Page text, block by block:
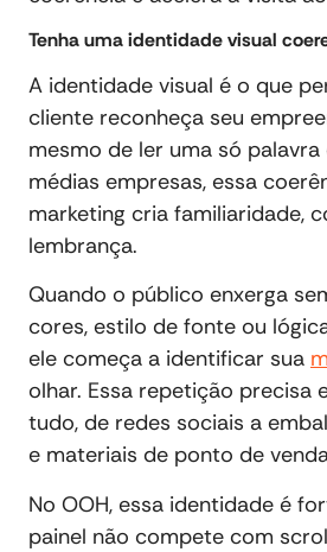
Tenha uma identidade visual
A identidade visual é o que
cliente reconheça seu
mesmo de ler uma só palavra
médias empresas, essa
marketing cria familiaridade,
lembrança.
Quando o público enxerga
cores, estilo de fonte ou
ele começa a identificar sua
olhar. Essa repetição precisa
tudo, de redes sociais a
e materiais de ponto de
No OOH, essa identidade é
painel não compete com